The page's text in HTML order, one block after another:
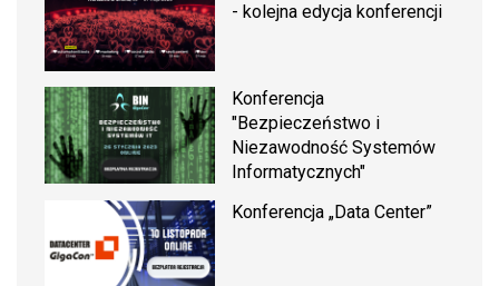
- kolejna edycja konferencji
Konferencja
"Bezpieczeństwo i
Niezawodność Systemów
Informatycznych"
Konferencja „Data Center”